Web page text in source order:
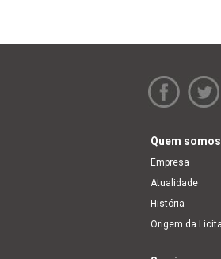
Quem somos
Empresa
Atualidade
História
Origem da